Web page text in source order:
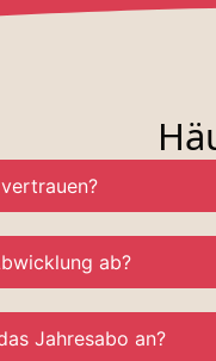
ab?
Jahresabo an?